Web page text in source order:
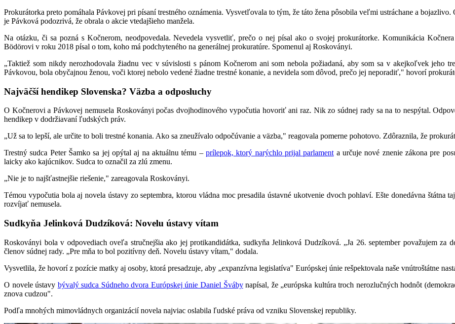
Prokurátorka preto pomáhala Pávkovej pri písaní trestného oznámenia. Vysvetľovala to tým, že táto žena pôsobila veľmi ustráchane a
je Pávková podozrivá, že obrala o akcie vtedajšieho manžela.
Na otázku, či sa pozná s Kočnerom, neodpovedala. Nevedela vysvetliť, prečo o nej písal ako o svojej prokurátorke. Komunikácia
Bödörovi v roku 2018 písal o tom, koho má podchyteného na generálnej prokuratúre. Spomenul aj Roskoványi.
„Taktiež som nikdy nerozhodovala žiadnu vec v súvislosti s pánom Kočnerom ani som nebola požiadaná, aby som sa v akejkoľvek jeho
Pávkovou, bola obyčajnou ženou, voči ktorej nebolo vedené žiadne trestné konanie, a nevidela som dôvod, prečo jej neporadiť," hovorí
Najväčší hendikep Slovenska? Väzba a odposluchy
O Kočnerovi a Pávkovej nemusela Roskoványi počas dvojhodinového vypočutia hovoriť ani raz. Nik zo súdnej rady sa na to nespýtal.
hendikep v dodržiavaní ľudských práv.
„Už sa to lepší, ale určite to boli trestné konania. Ako sa zneužívalo odpočúvanie a väzba," reagovala pomerne pohotovo. Zdôraznila, že
Trestný sudca Peter Šamko sa jej opýtal aj na aktuálnu tému – prílepok, ktorý narýchlo prijal parlament a určuje nové znenie zákona pre
laicky ako kajúcnikov. Sudca to označil za zlú zmenu.
„Nie je to najšťastnejšie riešenie," zareagovala Roskoványi.
Témou vypočutia bola aj novela ústavy zo septembra, ktorou vládna moc presadila ústavné ukotvenie dvoch pohlaví. Ešte donedávna štátna
rozvíjať nemusela.
Sudkyňa Jelinková Dudzíková: Novelu ústavy vítam
Roskoványi bola v odpovediach oveľa stručnejšia ako jej protikandidátka, sudkyňa Jelinková Dudzíková. „Ja 26. september považujem za
členov súdnej rady. „Pre mňa to bol pozitívny deň. Novelu ústavy vítam," dodala.
Vysvetlila, že hovorí z pozície matky aj osoby, ktorá presadzuje, aby „expanzívna legislatíva" Európskej únie rešpektovala naše vnútroštátne
O novele ústavy bývalý sudca Súdneho dvora Európskej únie Daniel Švábynapísal, že „európska kultúra troch nerozlučných hodnôt
znova cudzou".
Podľa mnohých mimovládnych organizácií novela najviac oslabila ľudské práva od vzniku Slovenskej republiky.